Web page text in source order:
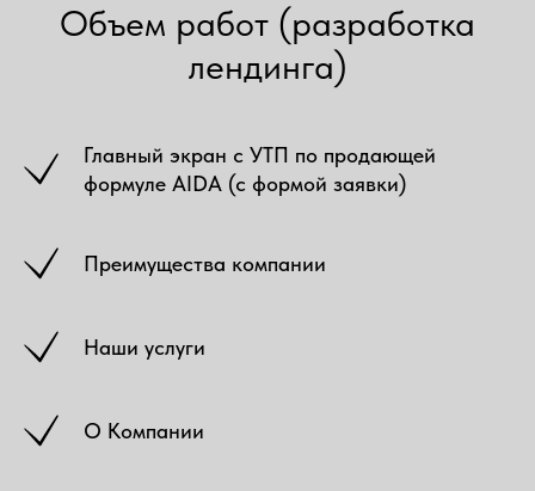
Объем работ (разработка
лендинга)
Главный экран с УТП по продающей
формуле AIDA (с формой заявки)
Преимущества компании
Наши услуги
О Компании